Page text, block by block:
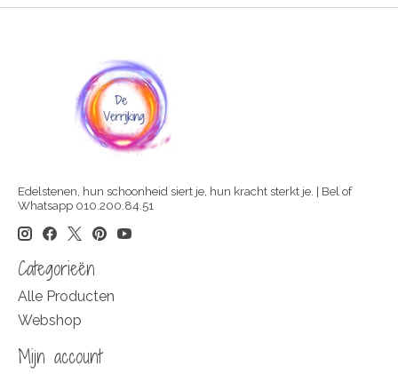
Edelstenen, hun schoonheid siert je, hun kracht sterkt je. | Bel of
Whatsapp 010.200.84.51
Categorieën
Alle Producten
Webshop
Mijn account